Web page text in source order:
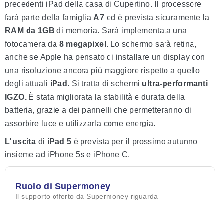
precedenti iPad della casa di Cupertino. Il processore
farà parte della famiglia A7 ed è prevista sicuramente la
RAM da 1GB di memoria. Sarà implementata una
fotocamera da 8 megapixel. Lo schermo sarà retina,
anche se Apple ha pensato di installare un display con
una risoluzione ancora più maggiore rispetto a quello
degli attuali iPad . Si tratta di schermi ultra-performanti
IGZO. È stata migliorata la stabilità e durata della
batteria, grazie a dei pannelli che permetteranno di
assorbire luce e utilizzarla come energia.
L'uscita di iPad 5 è prevista per il prossimo autunno
insieme ad iPhone 5s e iPhone C.
Ruolo di Supermoney
Il supporto offerto da Supermoney riguarda